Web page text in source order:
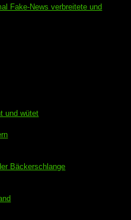
Fake-News verbreitete und
und wütet
Bäckerschlange